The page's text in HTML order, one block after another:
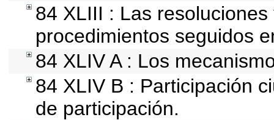
84 XLIII : Las
procedimientos seguidos
84 XLIV A : Los
84 XLIV B : Participación
de participación.